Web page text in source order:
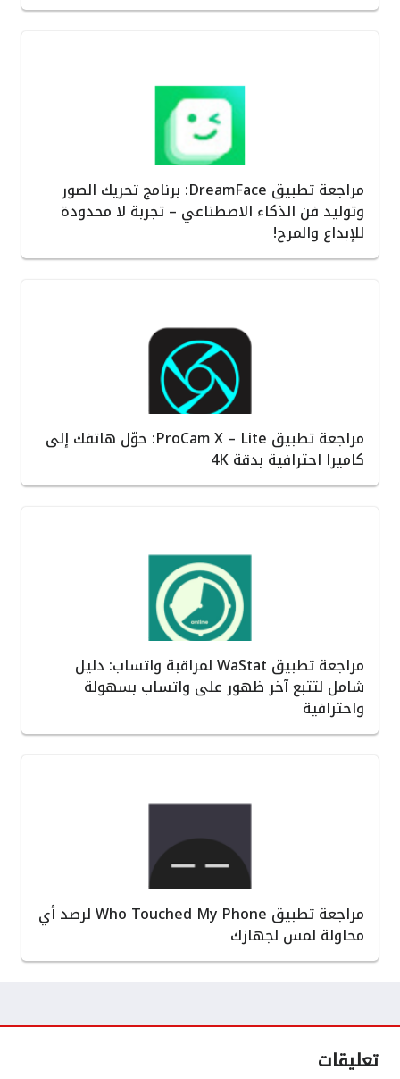
مراجعة تطبيق DreamFace: برنامج تحريك الصور
وتوليد فن الذكاء الاصطناعي – تجربة لا محدودة
للإبداع والمرح!
مراجعة تطبيق ProCam X – Lite: حوّل هاتفك إلى
كاميرا احترافية بدقة 4K
مراجعة تطبيق WaStat لمراقبة واتساب: دليل
شامل لتتبع آخر ظهور على واتساب بسهولة
واحترافية
مراجعة تطبيق Who Touched My Phone لرصد أي
محاولة لمس لجهازك
تعليقات